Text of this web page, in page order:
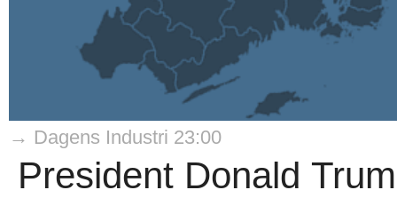
→ Dagens Industri 23:00
President Donald